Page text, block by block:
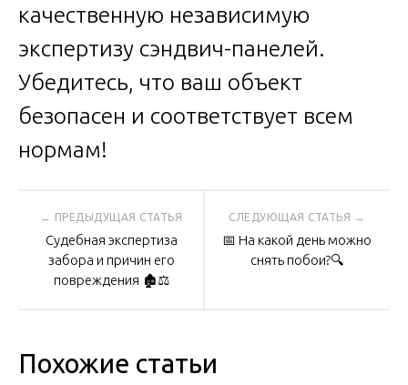
качественную независимую
экспертизу сэндвич-панелей.
Убедитесь, что ваш объект
безопасен и соответствует всем
нормам!
Навигация
по
Судебная экспертиза
забора и причин его
повреждения 🏚️⚖️
📅 На какой день можно
снять побои?🔍
Похожие статьи